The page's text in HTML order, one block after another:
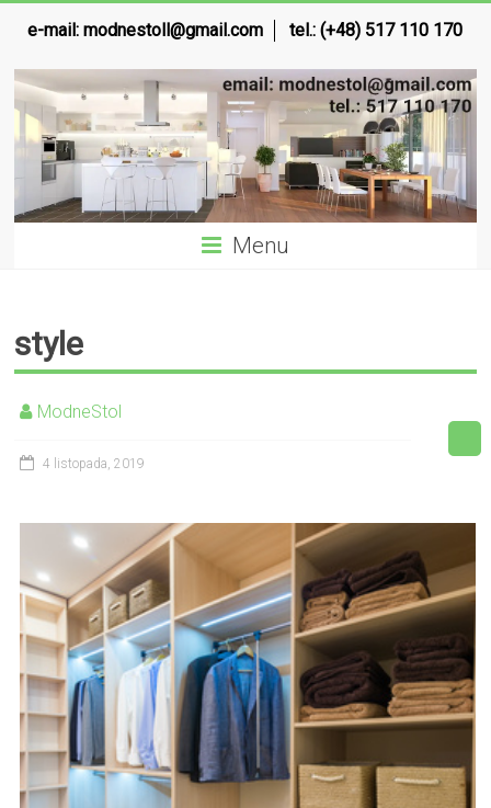
e-mail:modnestoll@gmail.com tel.: (+48) 517 110 170
Menu
style
ModneStol
4 listopada, 2019